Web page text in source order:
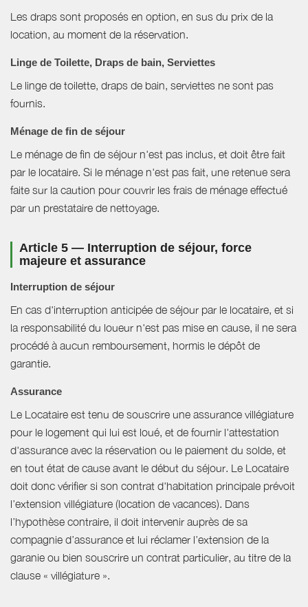
Les draps sont proposés en option, en sus du prix de la
location, au moment de la réservation.
Linge de Toilette, Draps de bain, Serviettes
Le linge de toilette, draps de bain, serviettes ne sont pas
fournis.
Ménage de fin de séjour
Le ménage de fin de séjour n'est pas inclus, et doit être fait
par le locataire. Si le ménage n'est pas fait, une retenue sera
faite sur la caution pour couvrir les frais de ménage effectué
par un prestataire de nettoyage.
Article 5 — Interruption de séjour, force
majeure et assurance
Interruption de séjour
En cas d'interruption anticipée de séjour par le locataire, et si
la responsabilité du loueur n'est pas mise en cause, il ne sera
procédé à aucun remboursement, hormis le dépôt de
garantie.
Assurance
Le Locataire est tenu de souscrire une assurance villégiature
pour le logement qui lui est loué, et de fournir l'attestation
d'assurance avec la réservation ou le paiement du solde, et
en tout état de cause avant le début du séjour. Le Locataire
doit donc vérifier si son contrat d'habitation principale prévoit
l’extension villégiature (location de vacances). Dans
l’hypothèse contraire, il doit intervenir auprès de sa
compagnie d’assurance et lui réclamer l’extension de la
garanie ou bien souscrire un contrat particulier, au titre de la
clause « villégiature ».